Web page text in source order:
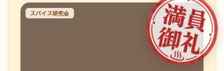
スパイス研究会